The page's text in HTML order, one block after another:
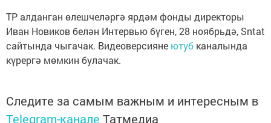
ТР алданган өлешчеләргә ярдәм фонды директоры
Иван Новиков белән Интервью бүген, 28 ноябрьдә, Sntat
сайтында чыгачак. Видеоверсияне ютуб каналында
күрергә мөмкин булачак.
Следите за самым важным и интересным в
Telegram-канале Татмедиа